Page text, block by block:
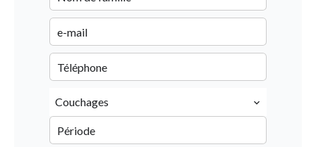
Couchages